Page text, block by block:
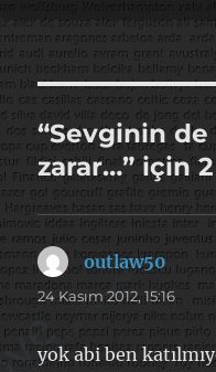
“Sevginin de
zarar…” için
outlaw50 dedi
ki:
24 Kasım 2012, 15:16
yok abi ben